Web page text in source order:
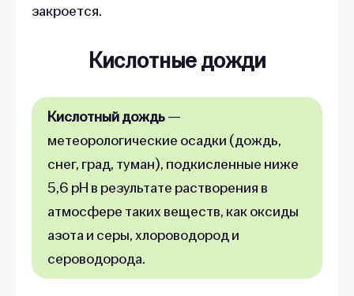
закроется.
Кислотные дожди
Кислотный дождь—
метеорологические осадки (дождь,
снег, град, туман), подкисленные ниже
5,6 рН в результате растворения в
атмосфере таких веществ, как оксиды
азота и серы, хлороводород и
сероводорода.